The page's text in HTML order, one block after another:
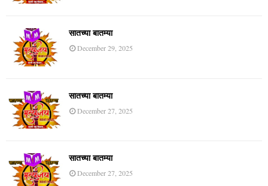
सातच्या बातम्या
December 29, 2025
सातच्या बातम्या
December 27, 2025
सातच्या बातम्या
December 27, 2025